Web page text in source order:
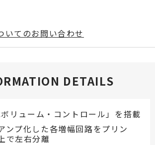
いてのお問い合わせ
DETAILS
ボリューム・コントロール」を搭載
ンプ化した各増幅回路をプリン
で左右分離